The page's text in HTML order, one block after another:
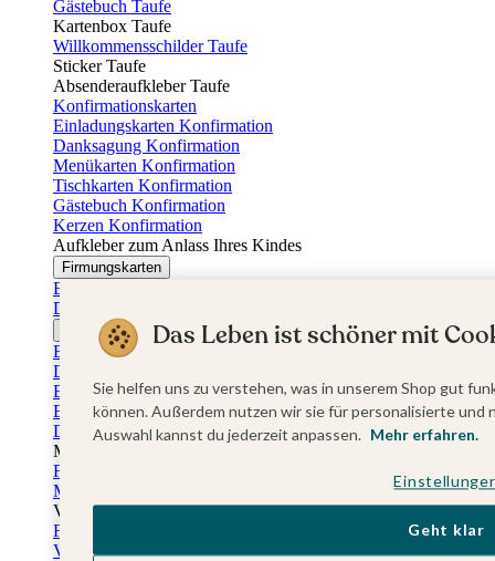
Gästebuch Taufe
Kartenbox Taufe
Willkommensschilder Taufe
Sticker Taufe
Absenderaufkleber Taufe
Konfirmationskarten
Einladungskarten Konfirmation
Danksagung Konfirmation
Menükarten Konfirmation
Tischkarten Konfirmation
Gästebuch Konfirmation
Kerzen Konfirmation
Aufkleber zum Anlass Ihres Kindes
Firmungskarten
Einladungskarten Firmung
Dankeskarten Firmung
Jugendweihekarten
Einladungskarten Jugendweihe
Dankeskarten Jugendweihe
Einschulungskarten
Einladungskarten Einschulung
Danksagung Einschulung
Muttertag
Fotogeschenke Muttertag
Muttertagskarten
Vatertag
Fotogeschenke Vatertag
Vatertagskarten
Das Leben ist schöner mit
Sie helfen uns zu verstehen, was in unserem Shop gut
können. Außerdem nutzen wir sie für personalisierte
Auswahl kannst du jederzeit anpassen. Mehr erfahren.
Geht klar